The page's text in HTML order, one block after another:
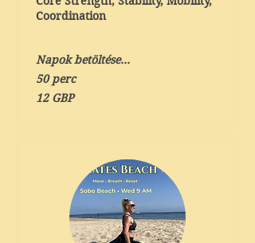
Coordination
Napok betöltése...
50 perc
12
angol
12 GBP